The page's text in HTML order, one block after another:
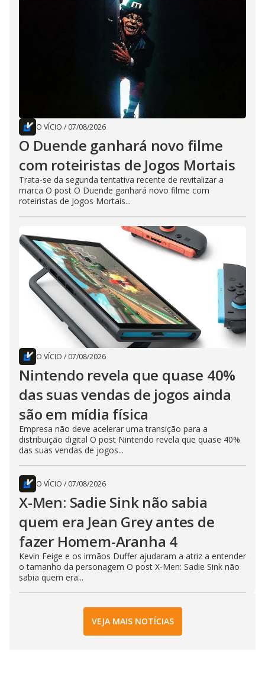
O VÍCIO / 07/08/2026
O Duende ganhará novo filme
com roteiristas de Jogos Mortais
Trata-se da segunda tentativa recente de revitalizar a
marca O post O Duende ganhará novo filme com
roteiristas de Jogos Mortais...
O VÍCIO / 07/08/2026
Nintendo revela que quase 40%
das suas vendas de jogos ainda
são em mídia física
Empresa não deve acelerar uma transição para a
distribuição digital O post Nintendo revela que quase 40%
das suas vendas de jogos...
O VÍCIO / 07/08/2026
X-Men: Sadie Sink não sabia
quem era Jean Grey antes de
fazer Homem-Aranha 4
Kevin Feige e os irmãos Duffer ajudaram a atriz a entender
o tamanho da personagem O post X-Men: Sadie Sink não
sabia quem era...
VEJA MAIS NOTÍCIAS